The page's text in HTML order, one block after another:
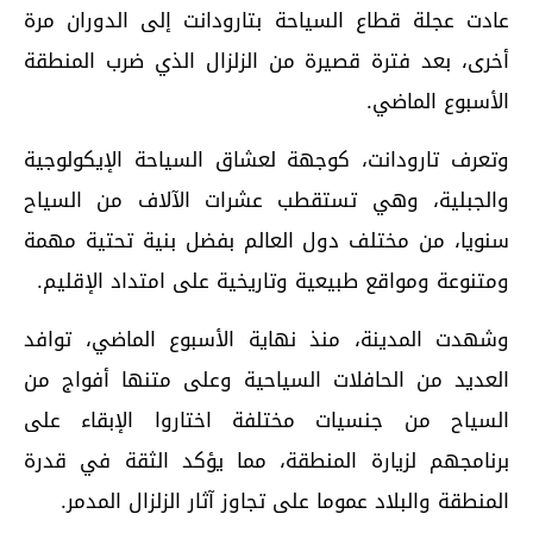
عادت عجلة قطاع السياحة بتارودانت إلى الدوران مرة
أخرى، بعد فترة قصيرة من الزلزال الذي ضرب المنطقة
الأسبوع الماضي.
وتعرف تارودانت، كوجهة لعشاق السياحة الإيكولوجية
والجبلية، وهي تستقطب عشرات الآلاف من السياح
سنويا، من مختلف دول العالم بفضل بنية تحتية مهمة
ومتنوعة ومواقع طبيعية وتاريخية على امتداد الإقليم.
وشهدت المدينة، منذ نهاية الأسبوع الماضي، توافد
العديد من الحافلات السياحية وعلى متنها أفواج من
السياح من جنسيات مختلفة اختاروا الإبقاء على
برنامجهم لزيارة المنطقة، مما يؤكد الثقة في قدرة
المنطقة والبلاد عموما على تجاوز آثار الزلزال المدمر.